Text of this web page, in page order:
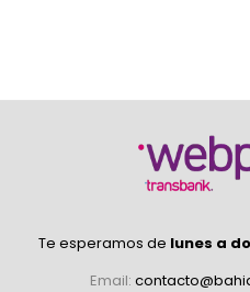
Te esperamos de lunes a
Email: